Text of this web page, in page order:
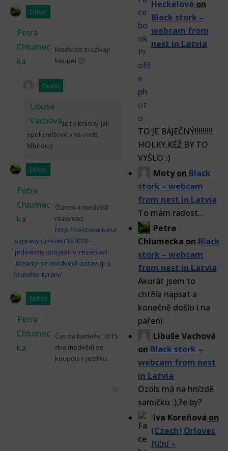
Heckelová on
Black stork –
webcam from
nest in Latvia
TO JE BÁJEČNÝ!!!!!!!!!
HOLKY,KÉŽ BY TO
VYŠLO :)
Motyon Black
stork – webcam
from nest in Latvia
To mám radost...
Petra
Chlumecka on Black
stork – webcam
from nest in Latvia
Akorát jsem to
chtěla napsat a
konečně došlo i na
páření.
Libuše Vachová
on Black stork –
webcam from nest
in Latvia
Ozols má na hnízdě
samičku :),že by?
Iva Koreňová on
(Czech) Orlovec
říční –
Editor
Petra
Chlumec
ka
Medvídci si užívají
koupel 🙂
Guest
Libuše
VachováJe to krásný jak
spolu míšové v té vodě
blbnou:)
Editor
Petra
Chlumec
ka
Článek k medvědí
rezervaci.
http://cestovani.eur
ozpravy.cz/svet/127022-
jedinecny-projekt-v-rezervaci-
libearty-se-medvedi-zotavuji-z-
kruteho-tyrani/
Editor
Petra
Chlumec
ka
Čas na kameře 12:15
dva medvědi se
koupou v jezírku.